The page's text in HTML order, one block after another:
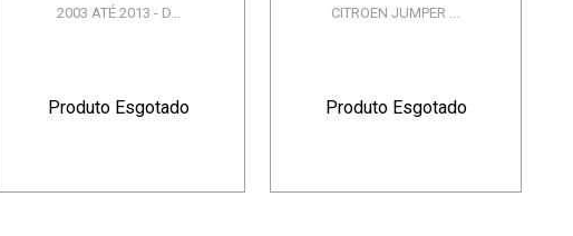
2003 ATÉ 2013 - D...
Produto Esgotado
CITROEN JUMPER ...
Produto Esgotado